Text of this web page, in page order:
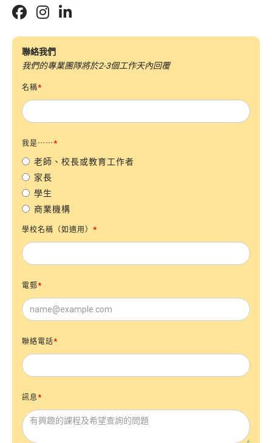
  
聯絡我們
我們的專業團隊將於2-3個工作天內回覆
名稱*
我是⋯⋯*
老師、校長或教育工作者
家長
學生
商業機構
學校名稱（如適用） *
電郵*
聯絡電話*
訊息*